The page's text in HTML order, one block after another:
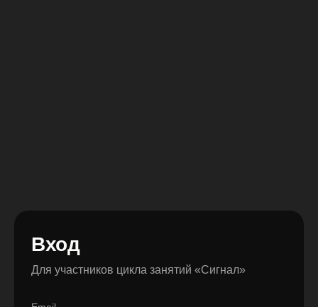
Вход
Для участников цикла занятий «Сигнал»